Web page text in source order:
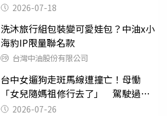
2026-07-18
洗沐旅行組包裝變可愛娃包？中油x小
海豹IP限量聯名款
台灣中油股份有限公司
台中女遛狗走斑馬線遭撞亡！母慟
「女兒隨媽祖修行去了」 駕駛過失
致死判9月
2026-07-26